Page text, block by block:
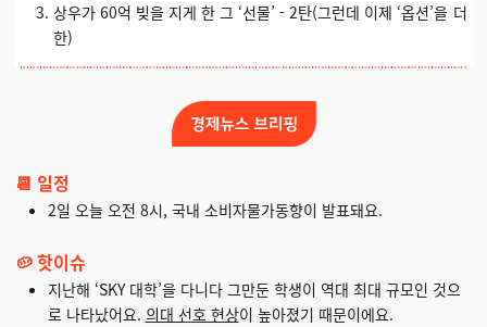
상우가 60억 빚을 지게 한 그 ‘선물’ - 2탄(그런데 이제 ‘옵션’을 더
한)
📆 일정
2일 오늘 오전 8시, 국내 소비자물가동향이 발표돼요.
🥔 핫이슈
지난해 ‘SKY 대학’을 다니다 그만둔 학생이 역대 최대 규모인 것으
로 나타났어요. 의대 선호 현상이 높아졌기 때문이에요.